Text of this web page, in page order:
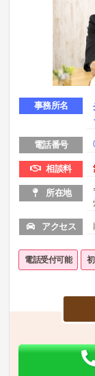
事務所名
電話番号
相談料
所在地
アクセス
電話受付可能